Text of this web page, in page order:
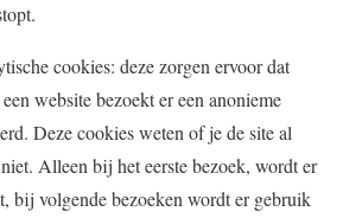
cookies: deze zorgen ervoor dat
website bezoekt er een anonieme
Deze cookies weten of je de site al
Alleen bij het eerste bezoek, wordt er
bij volgende bezoeken wordt er gebruik